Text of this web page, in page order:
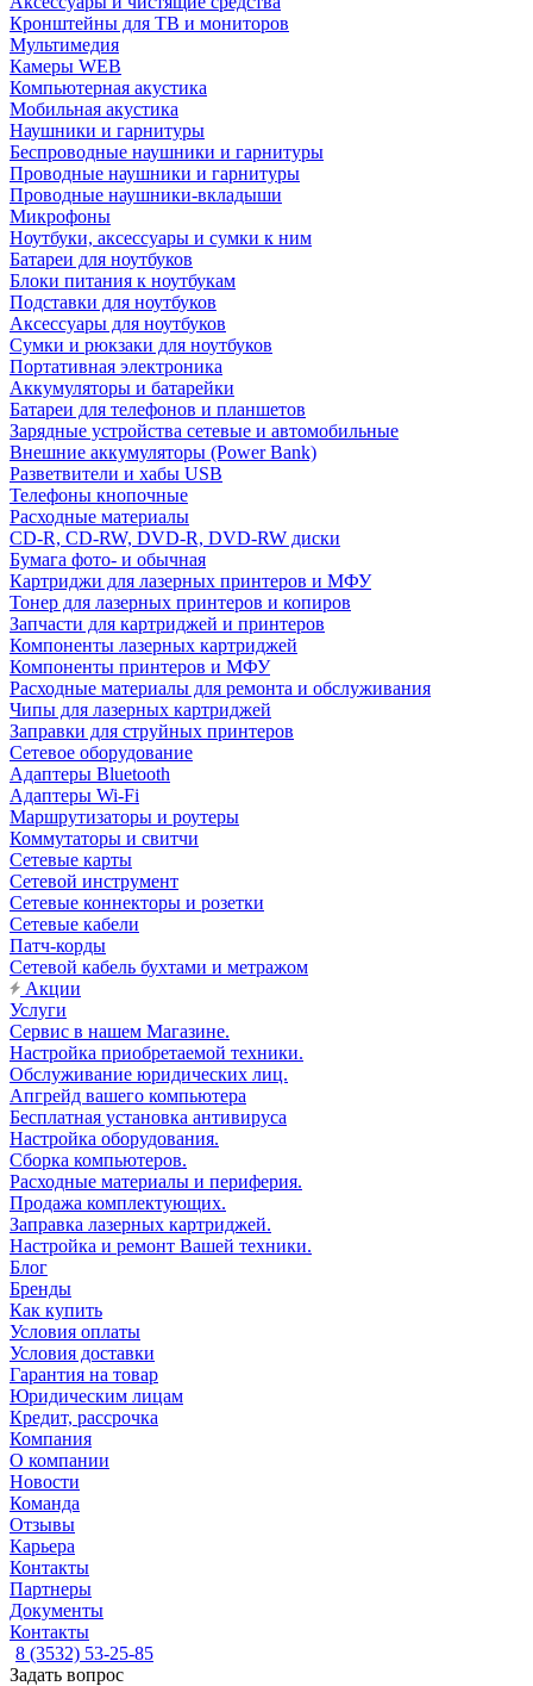
Кронштейны для ТВ и мониторов
Мультимедия
Камеры WEB
Компьютерная акустика
Мобильная акустика
Наушники и гарнитуры
Беспроводные наушники и гарнитуры
Проводные наушники и гарнитуры
Проводные наушники-вкладыши
Микрофоны
Ноутбуки, аксессуары и сумки к ним
Батареи для ноутбуков
Блоки питания к ноутбукам
Подставки для ноутбуков
Аксессуары для ноутбуков
Сумки и рюкзаки для ноутбуков
Портативная электроника
Аккумуляторы и батарейки
Батареи для телефонов и планшетов
Зарядные устройства сетевые и автомобильные
Внешние аккумуляторы (Power Bank)
Разветвители и хабы USB
Телефоны кнопочные
Расходные материалы
CD-R, CD-RW, DVD-R, DVD-RW диски
Бумага фото- и обычная
Картриджи для лазерных принтеров и МФУ
Тонер для лазерных принтеров и копиров
Запчасти для картриджей и принтеров
Компоненты лазерных картриджей
Компоненты принтеров и МФУ
Расходные материалы для ремонта и обслуживания
Чипы для лазерных картриджей
Заправки для струйных принтеров
Сетевое оборудование
Адаптеры Bluetooth
Адаптеры Wi-Fi
Маршрутизаторы и роутеры
Коммутаторы и свитчи
Сетевые карты
Сетевой инструмент
Сетевые коннекторы и розетки
Сетевые кабели
Патч-корды
Сетевой кабель бухтами и метражом
Акции
Услуги
Сервис в нашем Магазине.
Настройка приобретаемой техники.
Обслуживание юридических лиц.
Апгрейд вашего компьютера
Бесплатная установка антивируса
Настройка оборудования.
Сборка компьютеров.
Расходные материалы и периферия.
Продажа комплектующих.
Заправка лазерных картриджей.
Настройка и ремонт Вашей техники.
Блог
Бренды
Как купить
Условия оплаты
Условия доставки
Гарантия на товар
Юридическим лицам
Кредит, рассрочка
Компания
О компании
Новости
Команда
Отзывы
Карьера
Контакты
Партнеры
Документы
Контакты
8 (3532) 53-25-85
Задать вопрос